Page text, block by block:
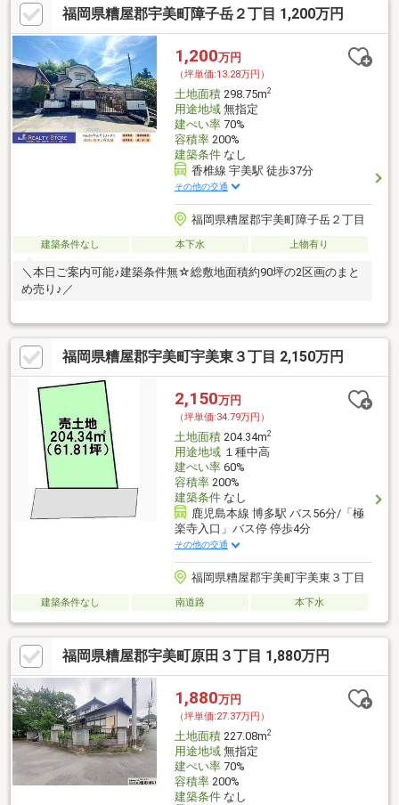
福岡県糟屋郡宇美町障子岳２丁目 1,200万円
1,200万円
（坪単価:13.28万円）
土地面積298.75m2
用途地域無指定
建ぺい率70%
容積率200%
建築条件なし
香椎線 宇美駅 徒歩37分
その他の交通
福岡県糟屋郡宇美町障子岳２丁目
建築条件なし 本下水 上物有り
＼本日ご案内可能♪建築条件無☆総敷地面積約90坪の2区画のまと
め売り♪／
福岡県糟屋郡宇美町宇美東３丁目 2,150万円
2,150万円
（坪単価:34.79万円）
土地面積204.34m2
用途地域１種中高
建ぺい率60%
容積率200%
建築条件なし
鹿児島本線 博多駅 バス56分/「極
楽寺入口」バス停 停歩4分
その他の交通
福岡県糟屋郡宇美町宇美東３丁目
建築条件なし 南道路 本下水
福岡県糟屋郡宇美町原田３丁目 1,880万円
1,880万円
（坪単価:27.37万円）
土地面積227.08m2
用途地域無指定
建ぺい率70%
容積率200%
建築条件なし